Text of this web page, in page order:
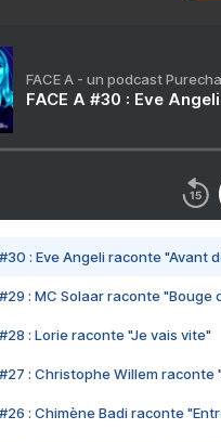
FACE A - un podcast
FACE A #30 : Eve
#30 : Eve Angeli raconte "Avant
#29 : MC Solaar raconte "Bouge
#28 : Lorie raconte "Je vais vite"
#27 : Christophe Willem raconte
#26 : Chimène Badi raconte